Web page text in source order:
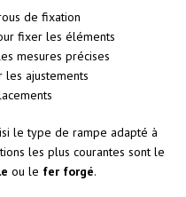
de fixation
fixer les éléments
mesures précises
les ajustements
le type de rampe adapté à
les plus courantes sont le
ou le fer forgé.